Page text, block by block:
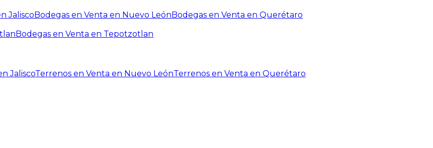
JaliscoBodegas en Venta en Nuevo LeónBodegas en Venta en Querétaro
Bodegas en Venta en Tepotzotlan
JaliscoTerrenos en Venta en Nuevo LeónTerrenos en Venta en Querétaro